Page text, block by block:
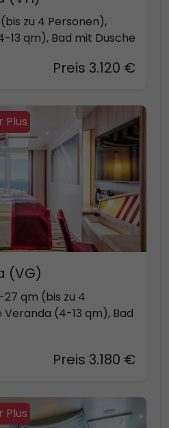
zu 4 Personen),
13 qm), Bad mit Dusche
Preis 3.120 €
Plus
(VG)
27 qm (bis zu 4
Veranda (4-13 qm), Bad
Preis 3.180 €
Plus